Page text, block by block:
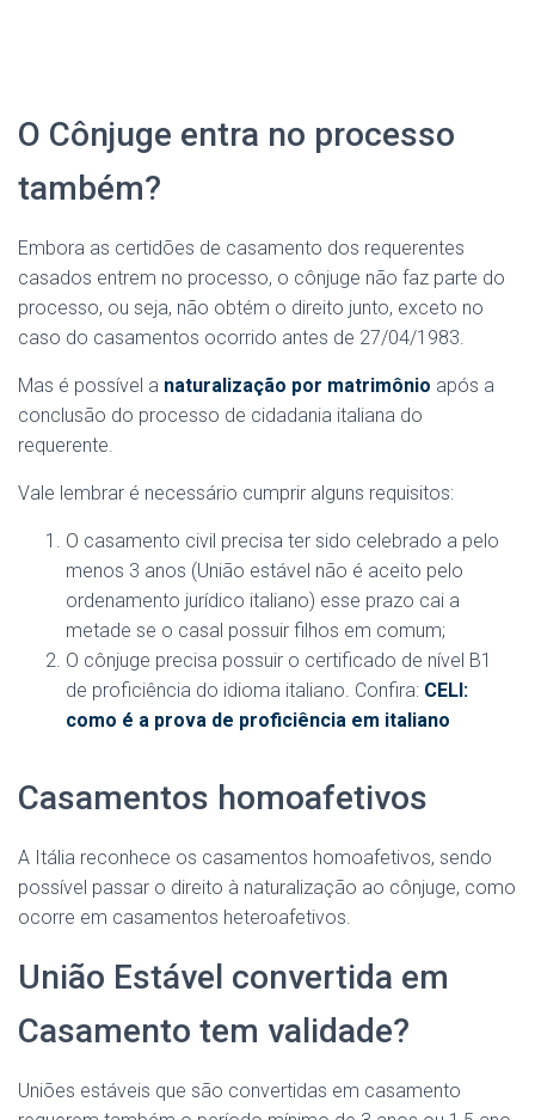
O Cônjuge entra no processo
também?
Embora as certidões de casamento dos requerentes
casados entrem no processo, o cônjuge não faz parte do
processo, ou seja, não obtém o direito junto, exceto no
caso do casamentos ocorrido antes de 27/04/1983.
Mas é possível a naturalização por matrimônio após a
conclusão do processo de cidadania italiana do
requerente.
Vale lembrar é necessário cumprir alguns requisitos:
O casamento civil precisa ter sido celebrado a pelo
menos 3 anos (União estável não é aceito pelo
ordenamento jurídico italiano) esse prazo cai a
metade se o casal possuir filhos em comum;
O cônjuge precisa possuir o certificado de nível B1
de proficiência do idioma italiano. Confira: CELI:
como é a prova de proficiência em italiano
Casamentos homoafetivos
A Itália reconhece os casamentos homoafetivos, sendo
possível passar o direito à naturalização ao cônjuge, como
ocorre em casamentos heteroafetivos.
União Estável convertida em
Casamento tem validade?
Uniões estáveis que são convertidas em casamento